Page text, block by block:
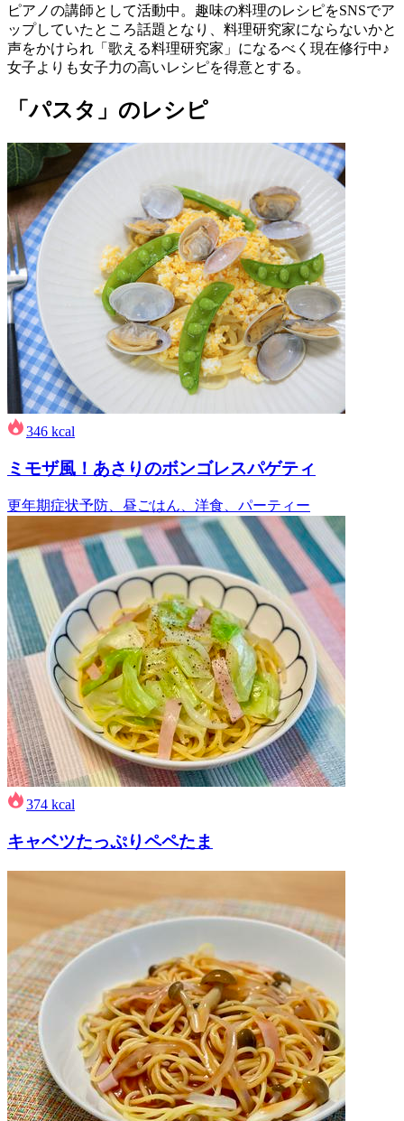
ピアノの講師として活動中。趣味の料理のレシピをSNSでア
ップしていたところ話題となり、料理研究家にならないかと
声をかけられ「歌える料理研究家」になるべく現在修行中♪
女子よりも女子力の高いレシピを得意とする。
「パスタ」のレシピ
346 kcal
ミモザ風！あさりのボンゴレスパゲティ
更年期症状予防、昼ごはん、洋食、パーティー
374 kcal
キャベツたっぷりペペたま